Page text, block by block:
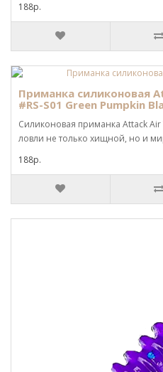
188р.
Приманка силиконовая
#RS-S01 Green Pumpkin
Силиконовая приманка Attack Air
ловли не только хищной, но и
188р.